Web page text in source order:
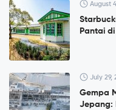
August
Pantai
July 29,
Gempa
Jepang: